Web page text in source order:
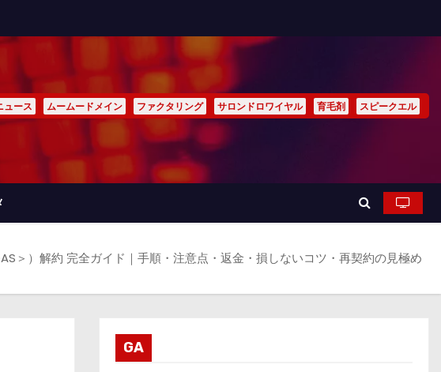
ュース ムームードメイン ファクタリング サロンドロワイヤル 育毛剤 スピークエル
＞）解約 完全ガイド｜手順・注意点・返金・損しないコツ・再契約の見極め
GA